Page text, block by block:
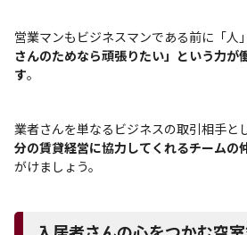
営業マンもビジネスマンである前に「人
さんのためなら頑張りたい」という力が
す。
業者さんを単なるビジネスの取引相手と
分の賃貸経営に協力してくれるチームの
がけましょう。